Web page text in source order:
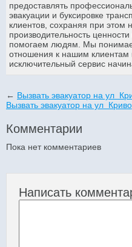
предоставлять
эвакуации и буксировке
клиентов, сохраняя при этом
производительность
помогаем людям. Мы
отношения к нашим клиентам
исключительный сервис
← Вызвать эвакуатор на ул
Вызвать эвакуатор на ул
Комментарии
Пока нет комментариев
Написать